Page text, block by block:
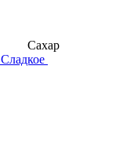
Сахар
Сладкое